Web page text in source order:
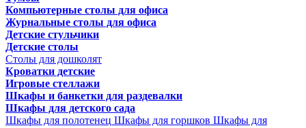
Компьютерные столы для офиса
Журнальные столы для офиса
Детские стульчики
Детские столы
Столы для дошколят
Кроватки детские
Игровые стеллажи
Шкафы и банкетки для раздевалки
Шкафы для детского сада
Шкафы для полотенец Шкафы для горшков Шкафы для